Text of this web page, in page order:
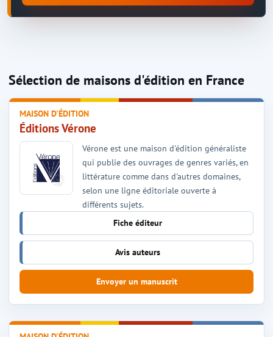
Sélection de maisons d'édition en France
MAISON D'ÉDITION
Éditions Vérone
Vérone est une maison d'édition généraliste
qui publie des ouvrages de genres variés, en
littérature comme dans d'autres domaines,
selon une ligne éditoriale ouverte à
différents sujets.
Fiche éditeur
Avis auteurs
Envoyer un manuscrit